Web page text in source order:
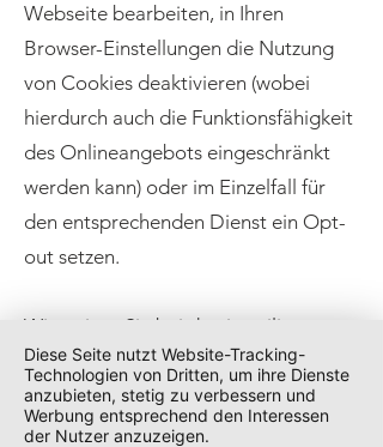
Webseite bearbeiten, in Ihren
Browser-Einstellungen die Nutzung
von Cookies deaktivieren (wobei
hierdurch auch die Funktionsfähigkeit
des Onlineangebots eingeschränkt
werden kann) oder im Einzelfall für
den entsprechenden Dienst ein Opt-
out setzen.
Wir weisen Sie bei den jeweiligen
Diensten innerhalb der
Datenschutzerklärung darauf hin, auf
welcher Rechtsgrundlage diese Daten
Diese Seite nutzt Website-Tracking-
Technologien von Dritten, um ihre Dienste
anzubieten, stetig zu verbessern und
Werbung entsprechend den Interessen
der Nutzer anzuzeigen.